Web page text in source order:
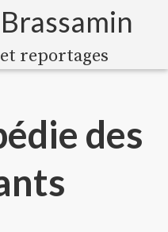
reportages
des